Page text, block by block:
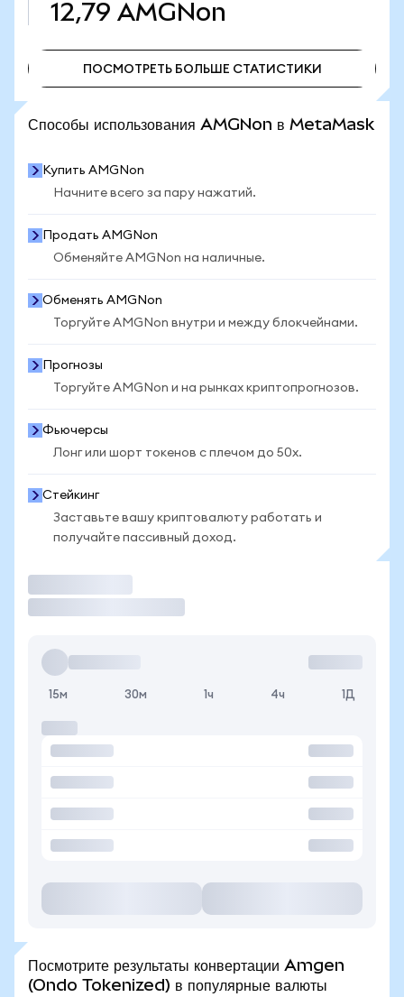
12,79 AMGNon
ПОСМОТРЕТЬ БОЛЬШЕ СТАТИСТИКИ
Способы использования AMGNon в MetaMask
Купить AMGNon
Начните всего за пару нажатий.
Продать AMGNon
Обменяйте AMGNon на наличные.
Обменять AMGNon
Торгуйте AMGNon внутри и между блокчейнами.
Прогнозы
Торгуйте AMGNon и на рынках криптопрогнозов.
Фьючерсы
Лонг или шорт токенов с плечом до 50x.
Стейкинг
Заставьте вашу криптовалюту работать и
получайте пассивный доход.
15м 30м 1ч 4ч 1Д
Посмотрите результаты конвертации Amgen
(Ondo Tokenized) в популярные валюты